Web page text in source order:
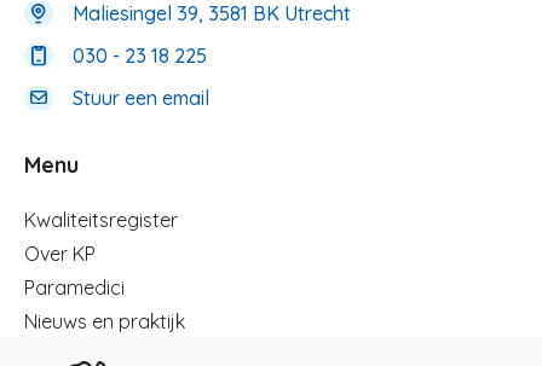
Maliesingel 39, 3581 BK Utrecht
030 - 23 18 225
Stuur een email
Menu
Menu
Kwaliteitsregister
Over KP
Paramedici
Nieuws en praktijk
Registreren